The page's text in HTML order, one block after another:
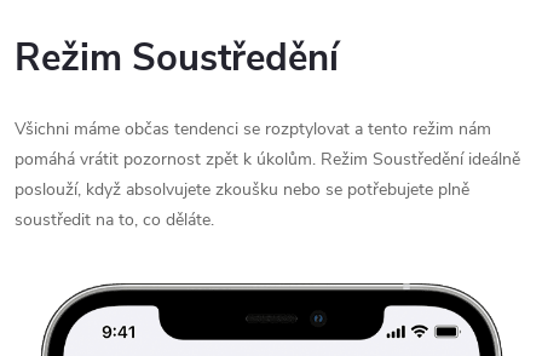
Režim Soustředění
Všichni máme občas tendenci se rozptylovat a tento režim nám
pomáhá vrátit pozornost zpět k úkolům. Režim Soustředění ideálně
poslouží, když absolvujete zkoušku nebo se potřebujete plně
soustředit na to, co děláte.